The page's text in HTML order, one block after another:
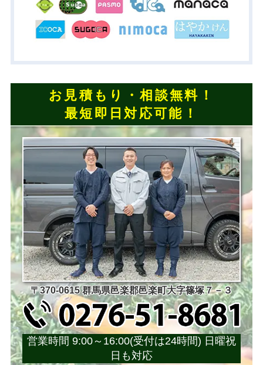
お見積もり・相談無料！
最短即日対応可能！
〒370-0615 群馬県邑楽郡邑楽町大字篠塚７－３
営業時間 9:00～16:00(受付は24時間) 日曜祝
日も対応